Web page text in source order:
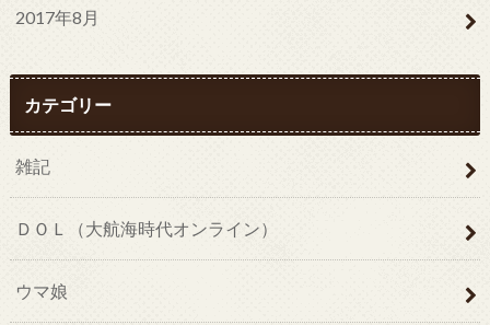
2017年8月
カテゴリー
雑記
ＤＯＬ（大航海時代オンライン）
ウマ娘